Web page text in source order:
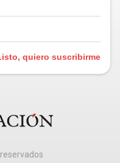
quiero suscribirme